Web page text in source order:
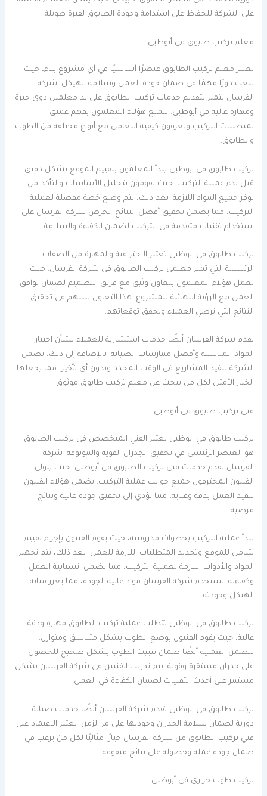
على الشركة للحفاظ على استدامة وجودة الطابوق لفترة طويلة.
معلم تركيب طابوق في أبوظبي
يعتبر معلم تركيب الطابوق عنصرًا أساسيًا في أي مشروع بناء، حيث
يلعب دورًا مهمًا في ضمان جودة العمل وسلامة الهيكل. شركة
الفرسان تتميز بتقديم خدمات تركيب الطابوق على يد معلمين ذوي خبرة
ومهارة عالية في أبوظبي. يتمتع هؤلاء المعلمون بفهم عميق
لمتطلبات التركيب ويعرفون كيفية التعامل مع أنواع مختلفة من الطوب
والطابوق.
تركيب طابوق في ابوظبي يبدأ المعلمون بتقييم الموقع بشكل دقيق
قبل بدء عملية التركيب. حيث يقومون بتحليل الأساسات والتأكد من
توفر جميع المواد اللازمة. بعد ذلك، يتم وضع خطة مفصلة لعملية
التركيب، مما يضمن تحقيق أفضل النتائج. تحرص شركة الفرسان على
استخدام تقنيات متقدمة في التركيب لضمان الكفاءة والسلامة.
تركيب طابوق في ابوظبي تعتبر الاحترافية والمهارة من الصفات
الرئيسية التي تميز معلمي تركيب الطابوق في شركة الفرسان. حيث
يعمل هؤلاء المعلمون بتعاون وثيق مع فريق التصميم لضمان توافق
العمل مع الرؤية النهائية للمشروع. هذا التعاون يسهم في تحقيق
النتائج التي ترضي العملاء وتحقق توقعاتهم.
تقدم شركة الفرسان أيضًا خدمات استشارية للعملاء بشأن اختيار
المواد المناسبة وأفضل ممارسات الصيانة. بالإضافة إلى ذلك، تضمن
الشركة تنفيذ المشاريع في الوقت المحدد وبدون أي تأخير، مما يجعلها
الخيار الأمثل لكل من يبحث عن معلم تركيب طابوق موثوق.
فني تركيب طابوق في أبوظبي
تركيب طابوق في ابوظبي يعتبر الفني المتخصص في تركيب الطابوق
هو العنصر الرئيسي في تحقيق الجدران القوية والموثوقة. شركة
الفرسان تقدم خدمات فني تركيب الطابوق في أبوظبي، حيث يتولى
الفنيون المحترفون جميع جوانب عملية التركيب. يضمن هؤلاء الفنيون
تنفيذ العمل بدقة وعناية، مما يؤدي إلى تحقيق جودة عالية ونتائج
مرضية.
تبدأ عملية التركيب بخطوات مدروسة، حيث يقوم الفنيون بإجراء تقييم
شامل للموقع وتحديد المتطلبات اللازمة للعمل. بعد ذلك، يتم تجهيز
المواد والأدوات اللازمة لعملية التركيب، مما يضمن انسيابية العمل
وكفاءته. تستخدم شركة الفرسان مواد عالية الجودة، مما يعزز متانة
الهيكل وجودته.
تركيب طابوق في ابوظبي تتطلب عملية تركيب الطابوق مهارة ودقة
عالية، حيث يقوم الفنيون بوضع الطوب بشكل متناسق ومتوازن.
تتضمن العملية أيضًا ضمان تثبيت الطوب بشكل صحيح للحصول
على جدران مستقرة وقوية. يتم تدريب الفنيين في شركة الفرسان بشكل
مستمر على أحدث التقنيات لضمان الكفاءة في العمل.
تركيب طابوق في ابوظبي تقدم شركة الفرسان أيضًا خدمات صيانة
دورية لضمان سلامة الجدران وجودتها على مر الزمن. يعتبر الاعتماد على
فني تركيب الطابوق من شركة الفرسان خيارًا مثاليًا لكل من يرغب في
ضمان جودة عمله وحصوله على نتائج متفوقة.
تركيب طوب حراري في أبوظبي